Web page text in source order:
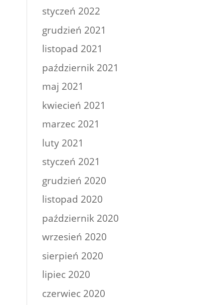
styczeń 2022
grudzień 2021
listopad 2021
październik 2021
maj 2021
kwiecień 2021
marzec 2021
luty 2021
styczeń 2021
grudzień 2020
listopad 2020
październik 2020
wrzesień 2020
sierpień 2020
lipiec 2020
czerwiec 2020